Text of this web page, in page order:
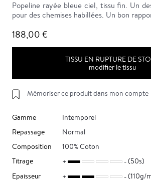
Popeline rayée bleue ciel, tissu fin. Un
pour des chemises habillées. Un bon
188,00 €
TISSU EN RUPTURE DE
modifier le tissu
Mémoriser ce produit dans mon compte
Gamme
Intemporel
Repassage
Normal
Composition
100% Coton
Titrage
(50s)
Epaisseur
(110g/